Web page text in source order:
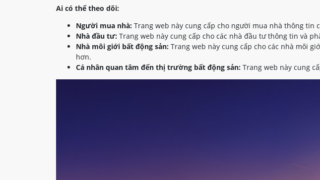
Ai có thể theo dõi:
Người mua nhà:Trang web này cung cấp cho người mua nhà thông tin
Nhà đầu tư:Trang web này cung cấp cho các nhà đầu tư thông tin và
Nhà môi giới bất động sản:Trang web này cung cấp cho các nhà môi
hơn.
Cá nhân quan tâm đến thị trường bất động sản:Trang web này cung